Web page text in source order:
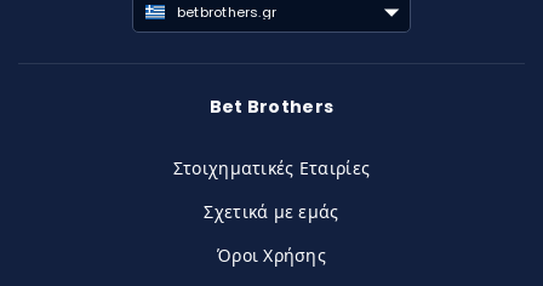
betbrothers.gr
Bet Brothers
Στοιχηματικές Εταιρίες
Σχετικά με εμάς
Όροι Χρήσης